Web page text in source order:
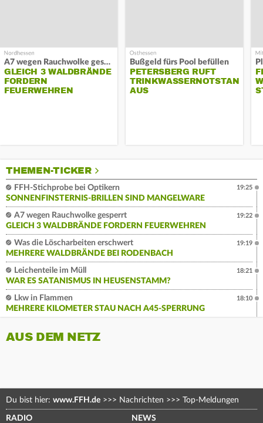
A7 wegen Rauchwolke gesperrt
GLEICH 3 WALDBRÄNDE
FORDERN
FEUERWEHREN
Bußgeld fürs Pool befüllen
PETERSBERG RUFT
TRINKWASSERNOTSTAND
AUS
THEMEN-TICKER
FFH-Stichprobe bei Optikern
SONNENFINSTERNIS-BRILLEN SIND MANGELWARE
19:25
A7 wegen Rauchwolke gesperrt
GLEICH 3 WALDBRÄNDE FORDERN FEUERWEHREN
19:22
Was die Löscharbeiten erschwert
MEHRERE WALDBRÄNDE BEI RODENBACH
19:19
Leichenteile im Müll
WAR ES SATANISMUS IN HEUSENSTAMM?
18:21
Lkw in Flammen
MEHRERE KILOMETER STAU NACH A45-SPERRUNG
18:10
AUS DEM NETZ
Du bist hier: www.FFH.de >>> Nachrichten >>> Top-Meldungen
RADIO NEWS